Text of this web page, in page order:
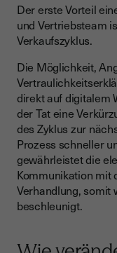
Der erste Vorteil
und Vertriebsteam
Verkaufszyklus.
Die Möglichkeit,
direkt auf digitalem
der Tat eine
des Zyklus zur
Prozess schneller
gewährleistet die
Kommunikation mit
Verhandlung, somit
beschleunigt.